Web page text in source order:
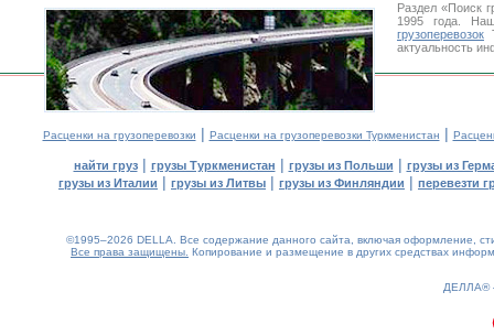
Раздел «Поиск
1995 года.
грузоперевозок
актуальность
Расценки на грузоперевозки | Расценки на грузоперевозки Туркменистан |
найти груз| грузы Туркменистан | грузы из Польши | грузы из
грузы из Италии | грузы из Литвы | грузы из Финляндии | перевезти
©1995–2026 DELLA. Все содержание данного сайта, включая оформление,
Все права защищены. Копирование и размещение в других средствах